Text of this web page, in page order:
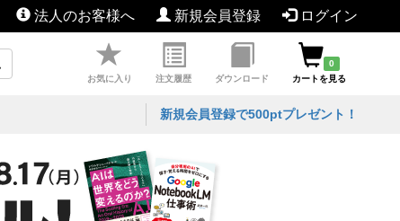
法人のお客様へ 新規会員登録 ログイン
お気に入り 注文履歴 ダウンロード
0
カートを見る
新規会員登録で500ptプレゼント！